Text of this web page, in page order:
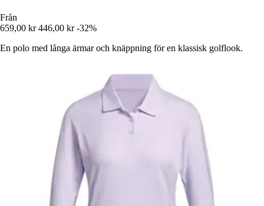
Från
659,00 kr 446,00 kr -32%
En polo med långa ärmar och knäppning för en klassisk golflook.